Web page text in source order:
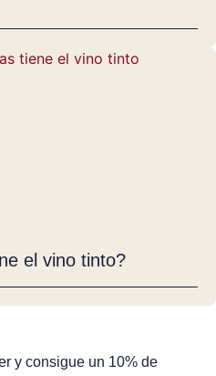
el vino tinto?
y consigue un 10% de